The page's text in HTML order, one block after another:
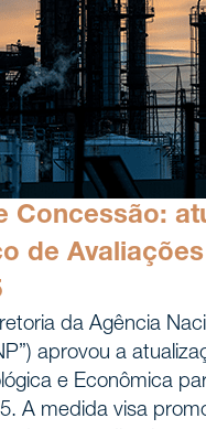
Concessão:
de
da Agência
aprovou a
e Econômica
A medida visa